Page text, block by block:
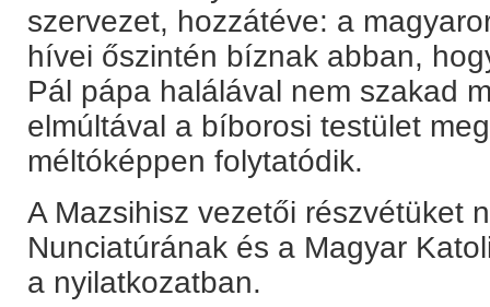
szervezet, hozzátéve: a
hívei őszintén bíznak abban,
Pál pápa halálával nem szakad
elmúltával a bíborosi testület
méltóképpen folytatódik.
A Mazsihisz vezetői részvétüket
Nunciatúrának és a Magyar
a nyilatkozatban.